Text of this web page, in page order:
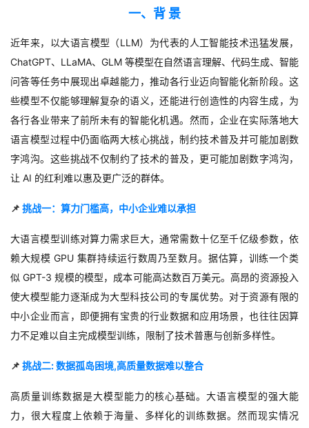
发
者
学
我
的
程
我
认
证
的
实
验
我
的
收
藏
Programs
的
支
持
我
技
术
支
持
的
云
声
建
议
一、背 景
近年来，以大语言模型（LLM）为代表的人工智能技术迅猛发展，
ChatGPT、 LLaMA、 GLM 等模型在自然语言理解、代码生成、智能
问答等任务中展现出卓越能力，推动各行业迈向智能化新阶段。这
些模型不仅能够理解复杂的语义，还能进行创造性的内容生成， 为
各行各业带来了前所未有的智能化机遇。 然而，企业在实际落地大
语言模型过程中仍面临两大核心挑战，制约技术普及并可能加剧数
字鸿沟。 这些挑战不仅制约了技术的普及， 更可能加剧数字鸿沟，
让 AI 的红利难以惠及更广泛的群体。
📌 挑战一：算力门槛高，中小企业难以承担
大语言模型训练对算力需求巨大，通常需数十亿至千亿级参数，依
赖大规模 GPU 集群持续运行数周乃至数月。据估算， 训练一个类
似GPT-3规模的模型， 成本可能高达数百万美元。高昂的资源投入
使大模型能力逐渐成为大型科技公司的专属优势。对于资源有限的
中小企业而言， 即便拥有宝贵的行业数据和应用场景，也往往因算
力不足难以自主完成模型训练，限制了技术普惠与创新多样性。
📌 挑战二:数据孤岛困境,高质量数据难以整合
高质量训练数据是大模型能力的核心基础。大语言模型的强大能
力， 很大程度上依赖于海量、多样化的训练数据。然而现实情况